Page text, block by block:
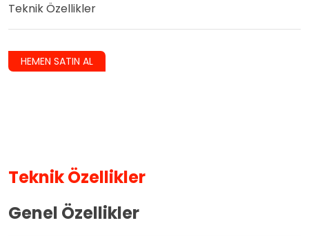
Teknik Özellikler
HEMEN SATIN AL
Teknik Özellikler
Genel Özellikler